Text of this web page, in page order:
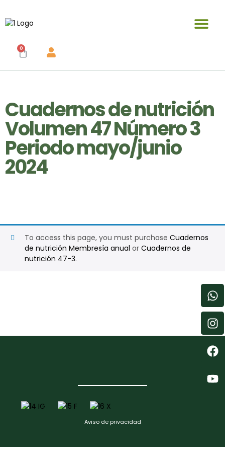
0
Cuadernos de nutrición
Volumen 47 Número 3
Periodo mayo/junio
2024
To access this page, you must purchase Cuadernos
de nutrición Membresía anual or Cuadernos de
nutrición 47-3.
Aviso de privacidad